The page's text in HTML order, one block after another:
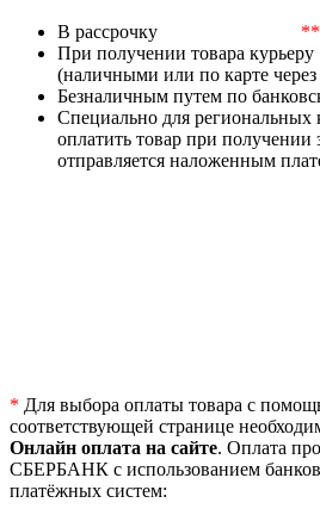
В рассрочку
**
При получении товара курьеру
(наличными или по карте
Безналичным путем по
Специально для региональных
оплатить товар при получении
отправляется наложенным
* Для выбора оплаты товара с
соответствующей странице
Онлайн оплата на сайте. Оплата
СБЕРБАНК с использованием
платёжных систем: